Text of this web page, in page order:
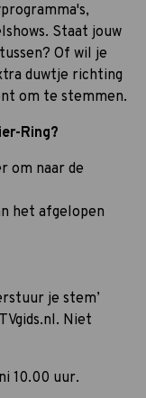
Staat jouw
Of wil je
duwtje richting
om te stemmen.
Ring?
om naar de
het afgelopen
je stem’
Niet
10.00 uur.